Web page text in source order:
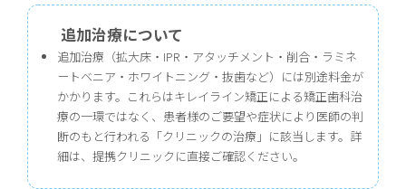
追加治療について
追加治療（拡大床・IPR・アタッチメント・削合・ラミネ
ートベニア・ホワイトニング・抜歯など）には別途料金が
かかります。これらはキレイライン矯正による矯正歯科治
療の一環ではなく、患者様のご要望や症状により医師の判
断のもと行われる「クリニックの治療」に該当します。詳
細は、提携クリニックに直接ご確認ください。